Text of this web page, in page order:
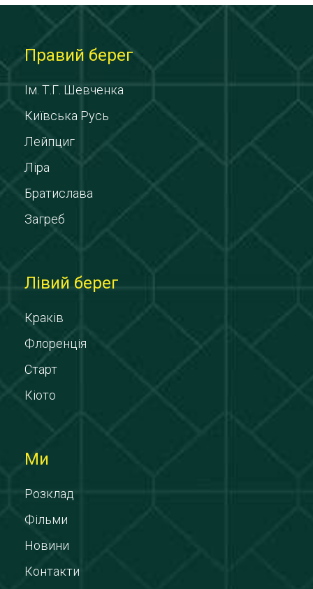
Правий берег
Ім. Т.Г. Шевченка
Київська Русь
Лейпциг
Ліра
Братислава
Загреб
Лівий берег
Краків
Флоренція
Старт
Кіото
Ми
Розклад
Фільми
Новини
Контакти